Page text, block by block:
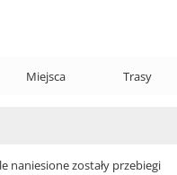
Miejsca Trasy
naniesione zostały przebiegi